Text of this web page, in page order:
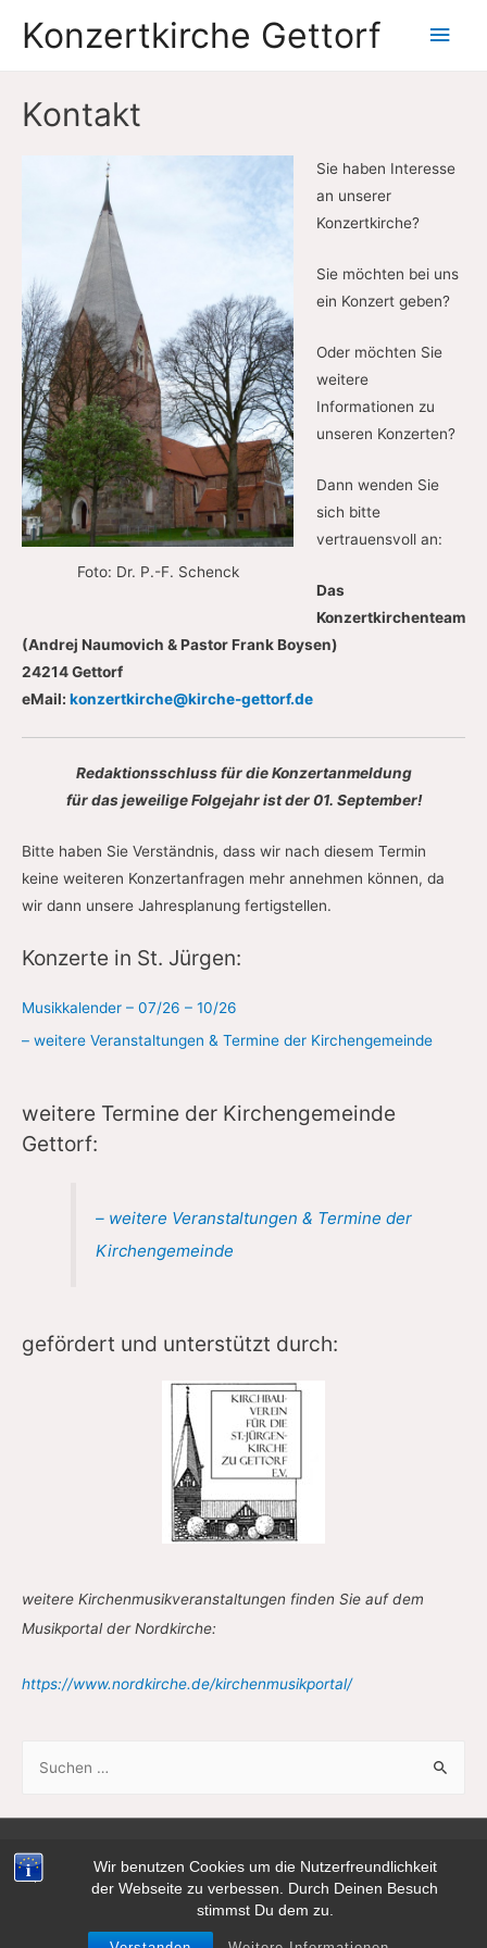
Wir benutzen Cookies um die Nutzerfreundlichkeit
der Webseite zu verbessen. Durch Deinen Besuch
stimmst Du dem zu.
Konzertkirche Gettorf
Kontakt
Foto: Dr. P.-F. Schenck
Sie haben Interesse
an unserer
Konzertkirche?
Sie möchten bei uns
ein Konzert geben?
Oder möchten Sie
weitere
Informationen zu
unseren Konzerten?
Dann wenden Sie
sich bitte
vertrauensvoll an:
Das
Konzertkirchenteam
(Andrej Naumovich & Pastor Frank Boysen)
24214 Gettorf
eMail: konzertkirche@kirche-gettorf.de
Redaktionsschluss für die Konzertanmeldung
für das jeweilige Folgejahr ist der 01. September!
Bitte haben Sie Verständnis, dass wir nach diesem Termin
keine weiteren Konzertanfragen mehr annehmen können, da
wir dann unsere Jahresplanung fertigstellen.
Konzerte in St. Jürgen:
Musikkalender – 07/26 – 10/26
– weitere Veranstaltungen & Termine der Kirchengemeinde
weitere Termine der Kirchengemeinde
Gettorf:
– weitere Veranstaltungen & Termine der
Kirchengemeinde
gefördert und unterstützt durch:
weitere Kirchenmusikveranstaltungen finden Sie auf dem
Musikportal der Nordkirche:
https://www.nordkirche.de/kirchenmusikportal/
e
Copyright © 2026Konzertkirche Gettorf| Powered byAstra
WordPress-Theme
Impressum / Haftungsausschluss / Datenschutz